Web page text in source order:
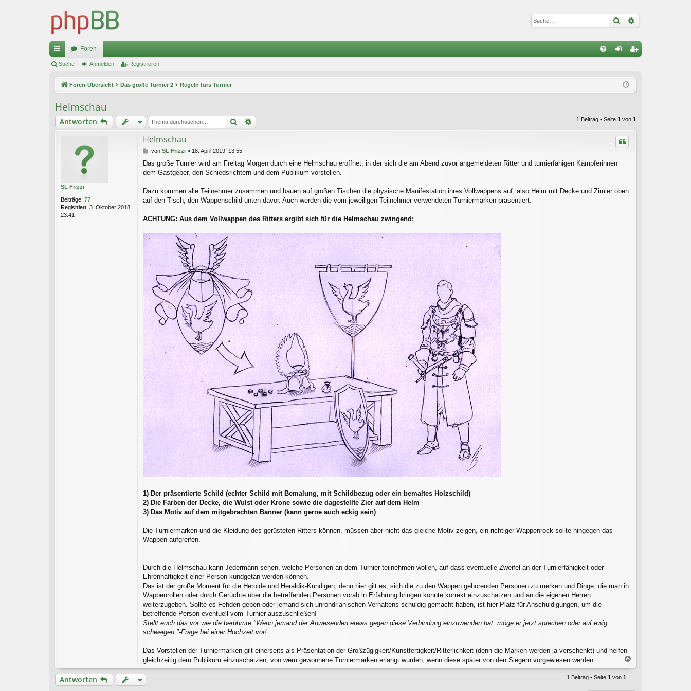
Suche
ch
ug
riff
Foren
ist
Suche Anmelden Registrieren
Foren-Übersicht Das große Turnier 2 Regeln fürs Turnier
Helmschau
Antworten Suche 1 Beitrag • Seite 1 von 1
SL Frizzi
Beiträge: 77
Registriert: 3. Oktober 2018,
23:41
Helmschau
B
i
t
a
g
von SL Frizzi» 18. April 2019, 13:55
Das große Turnier wird am Freitag Morgen durch eine Helmschau eröffnet, in der sich die am Abend zuvor angemeldeten Ritter und turnierfähigen Kämpferinnen
dem Gastgeber, den Schiedsrichtern und dem Publikum vorstellen.
Dazu kommen alle Teilnehmer zusammen und bauen auf großen Tischen die physische Manifestation ihres Vollwappens auf, also Helm mit Decke und Zimier oben
auf den Tisch, den Wappenschild unten davor. Auch werden die vom jeweiligen Teilnehmer verwendeten Turniermarken präsentiert.
ACHTUNG: Aus dem Vollwappen des Ritters ergibt sich für die Helmschau zwingend:
1) Der präsentierte Schild (echter Schild mit Bemalung, mit Schildbezug oder ein bemaltes Holzschild)
2) Die Farben der Decke, die Wulst oder Krone sowie die dagestellte Zier auf dem Helm
3) Das Motiv auf dem mitgebrachten Banner (kann gerne auch eckig sein)
Die Turniermarken und die Kleidung des gerüsteten Ritters können, müssen aber nicht das gleiche Motiv zeigen, ein richtiger Wappenrock sollte hingegen das
Wappen aufgreifen.
Durch die Helmschau kann Jedermann sehen, welche Personen an dem Turnier teilnehmen wollen, auf dass eventuelle Zweifel an der Turnierfähigkeit oder
Ehrenhaftigkeit einer Person kundgetan werden können.
Das ist der große Moment für die Herolde und Heraldik-Kundigen, denn hier gilt es, sich die zu den Wappen gehörenden Personen zu merken und Dinge, die man in
Wappenrollen oder durch Gerüchte über die betreffenden Personen vorab in Erfahrung bringen konnte korrekt einzuschätzen und an die eigenen Herren
weiterzugeben. Sollte es Fehden geben oder jemand sich unrondrianischen Verhaltens schuldig gemacht haben, ist hier Platz für Anschuldigungen, um die
betreffende Person eventuell vom Turnier auszuschließen!
Stellt euch das vor wie die berühmte "Wenn jemand der Anwesenden etwas gegen diese Verbindung einzuwenden hat, möge er jetzt sprechen oder auf ewig
schweigen."-Frage bei einer Hochzeit vor!
Das Vorstellen der Turniermarken gilt einerseits als Präsentation der Großzügigkeit/Kunstfertigkeit/Ritterlichkeit (denn die Marken werden ja verschenkt) und helfen
gleichzeitig dem Publikum einzuschätzen, von wem gewonnene Turniermarken erlangt wurden, wenn diese später von den Siegern vorgewiesen werden.
a
Antworten 1 Beitrag • Seite 1 von 1